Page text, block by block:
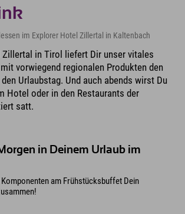
im Explorer Hotel Zillertal in Kaltenbach
Zillertal in Tirol liefert Dir unser vitales
vorwiegend regionalen Produkten den
Urlaubstag. Und auch abends wirst Du
Hotel oder in den Restaurants der
satt.
in Deinem Urlaub im
am Frühstücksbuffet Dein